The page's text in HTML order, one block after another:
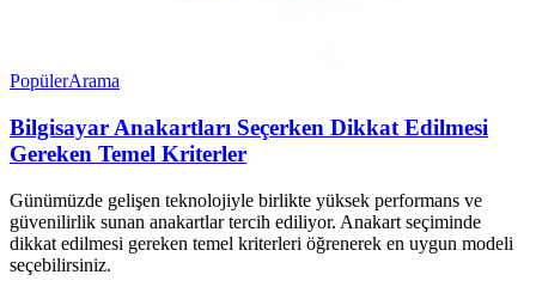
PopülerArama
Bilgisayar Anakartları Seçerken Dikkat Edilmesi
Gereken Temel Kriterler
Günümüzde gelişen teknolojiyle birlikte yüksek performans ve
güvenilirlik sunan anakartlar tercih ediliyor. Anakart seçiminde
dikkat edilmesi gereken temel kriterleri öğrenerek en uygun modeli
seçebilirsiniz.